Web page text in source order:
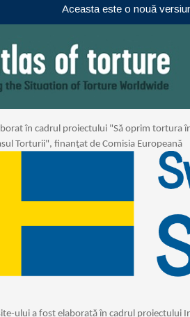
Aceasta este o nouă
în cadrul proiectului "Să oprim tortura
Torturii", finanţat de Comisia Europeană
-ului a fost elaborată în cadrul proiectului